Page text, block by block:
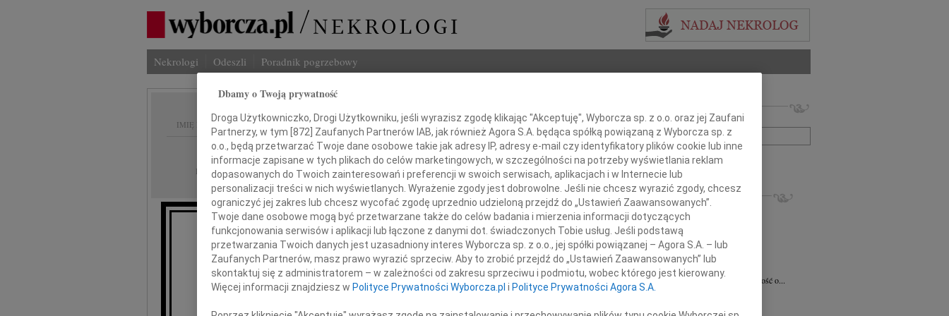
Nekrologi Odeszli Poradnik pogrzebowy
IMIĘ I NAZWISKO:
REGION: Radom
DATA EMISJI: 07.10.2014
Księdzu Biskupowi
Henrykowi Tomasikowi
Imię i nazwisko lub numer ogłoszenia:
+ szukanie zaawansowane
INNE NEKROLOGI
06.08.2026Radom
Annie Ciskowskiej wyrazy najgłębszego...
Zdzisław Maszkiewicz
Z ogromnym smutkiem i żalem przyjąłem...
Danuta Grabowska
07.07.2026
Z ogromnym smutkiem przyjęliśmy wiadomość o...
26.05.2026
Panu Dariuszowi Piątkowi Dyrektorowi...
Dbamy o Twoją prywatność
Droga Użytkowniczko, Drogi Użytkowniku, jeśli wyrazisz zgodę klikając "Akceptuję", Wyborcza sp. z o.o. oraz jej Zaufani
Partnerzy, w tym [872] Zaufanych Partnerów IAB, jak również Agora S.A. będąca spółką powiązaną z Wyborcza sp. z
o.o., będą przetwarzać Twoje dane osobowe takie jak adresy IP, adresy e-mail czy identyfikatory plików cookie lub inne
informacje zapisane w tych plikach do celów marketingowych, w szczególności na potrzeby wyświetlania reklam
dopasowanych do Twoich zainteresowań i preferencji w swoich serwisach, aplikacjach i w Internecie lub
personalizacji treści w nich wyświetlanych. Wyrażenie zgody jest dobrowolne. Jeśli nie chcesz wyrazić zgody, chcesz
ograniczyć jej zakres lub chcesz wycofać zgodę uprzednio udzieloną przejdź do „Ustawień Zaawansowanych”.
Twoje dane osobowe mogą być przetwarzane także do celów badania i mierzenia informacji dotyczących
funkcjonowania serwisów i aplikacji lub łączone z danymi dot. świadczonych Tobie usług. Jeśli podstawą
przetwarzania Twoich danych jest uzasadniony interes Wyborcza sp. z o.o., jej spółki powiązanej – Agora S.A. – lub
Zaufanych Partnerów, masz prawo wyrazić sprzeciw. Aby to zrobić przejdź do „Ustawień Zaawansowanych” lub
skontaktuj się z administratorem – w zależności od zakresu sprzeciwu i podmiotu, wobec którego jest kierowany.
Więcej informacji znajdziesz w Polityce Prywatności Wyborcza.pl i Polityce Prywatności Agora S.A.